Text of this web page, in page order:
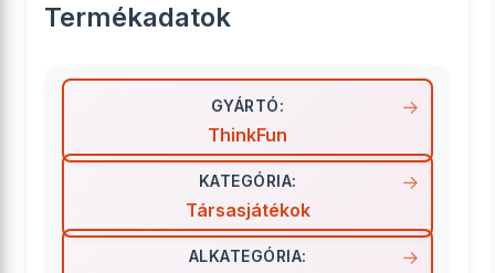
Termékadatok
GYÁRTÓ:
ThinkFun
KATEGÓRIA:
Társasjátékok
ALKATEGÓRIA: